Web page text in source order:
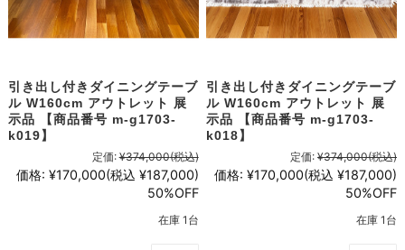
引き出し付きダイニングテーブ
ル W160cm アウトレット 展
示品 【商品番号 m-g1703-
k019】
定価: ¥374,000(税込)
価格: ¥170,000(税込 ¥187,000)
50%OFF
在庫 1台
引き出し付きダイニングテーブ
ル W160cm アウトレット 展
示品 【商品番号 m-g1703-
k018】
定価: ¥374,000(税込)
価格: ¥170,000(税込 ¥187,000)
50%OFF
在庫 1台